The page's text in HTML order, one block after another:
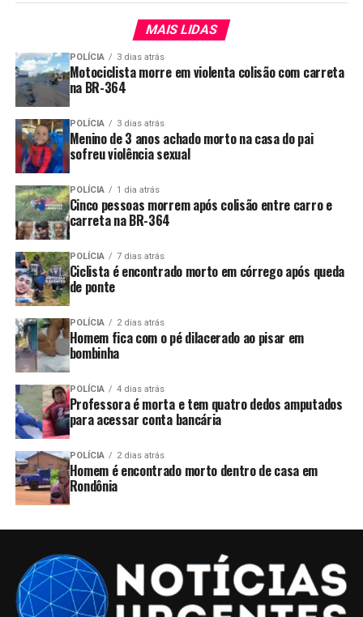
MAIS LIDAS
POLÍCIA 3 dias atrás
Motociclista morre em violenta colisão com carreta
na BR-364
POLÍCIA 3 dias atrás
Menino de 3 anos achado morto na casa do pai
sofreu violência sexual
POLÍCIA 1 dia atrás
Cinco pessoas morrem após colisão entre carro e
carreta na BR-364
POLÍCIA 7 dias atrás
Ciclista é encontrado morto em córrego após queda
de ponte
POLÍCIA 2 dias atrás
Homem fica com o pé dilacerado ao pisar em
bombinha
POLÍCIA 4 dias atrás
Professora é morta e tem quatro dedos amputados
para acessar conta bancária
POLÍCIA 2 dias atrás
Homem é encontrado morto dentro de casa em
Rondônia